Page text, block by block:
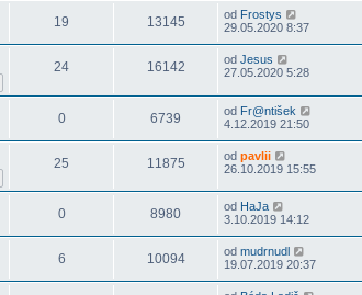
19 13145 od Frostys
29.05.2020 8:37
24 16142 od Jesus
27.05.2020 5:28
0 6739 od Fr@ntišek
4.12.2019 21:50
25 11875 od pavlii
26.10.2019 15:55
0 8980 od HaJa
3.10.2019 14:12
6 10094 od mudrnudl
19.07.2019 20:37